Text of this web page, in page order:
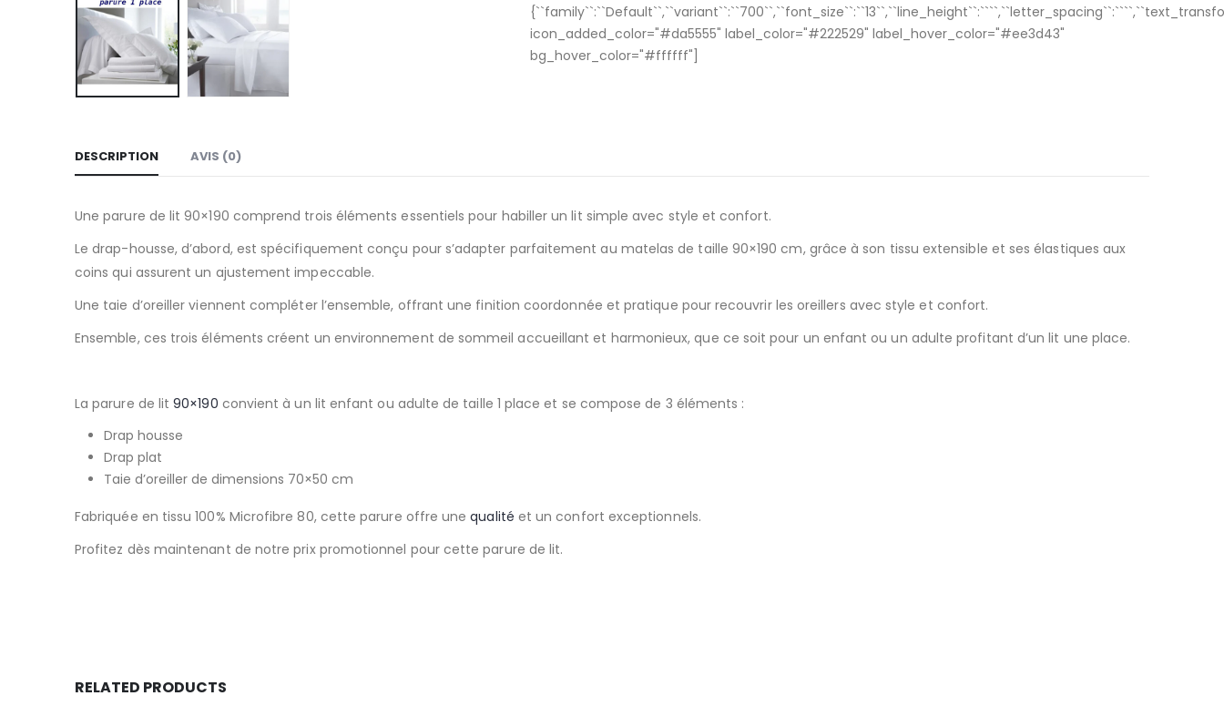
icon_added_color="#da5555" label_color="#222529" label_hover_color="#ee3d43"
bg_hover_color="#ffffff"]
DESCRIPTION AVIS (0)
Une parure de lit 90×190 comprend trois éléments essentiels pour habiller un lit simple avec style et confort.
Le drap-housse, d’abord, est spécifiquement conçu pour s’adapter parfaitement au matelas de taille 90×190 cm, grâce à son tissu extensible et ses élastiques aux
coins qui assurent un ajustement impeccable.
Une taie d’oreiller viennent compléter l’ensemble, offrant une finition coordonnée et pratique pour recouvrir les oreillers avec style et confort.
Ensemble, ces trois éléments créent un environnement de sommeil accueillant et harmonieux, que ce soit pour un enfant ou un adulte profitant d’un lit une place.
La parure de lit90×190 convient à un lit enfant ou adulte de taille 1 place et se compose de 3 éléments :
Drap housse
Drap plat
Taie d’oreiller de dimensions 70×50 cm
Fabriquée en tissu 100% Microfibre 80, cette parure offre unequalité et un confort exceptionnels.
Profitez dès maintenant de notre prix promotionnel pour cette parure de lit.
RELATED PRODUCTS